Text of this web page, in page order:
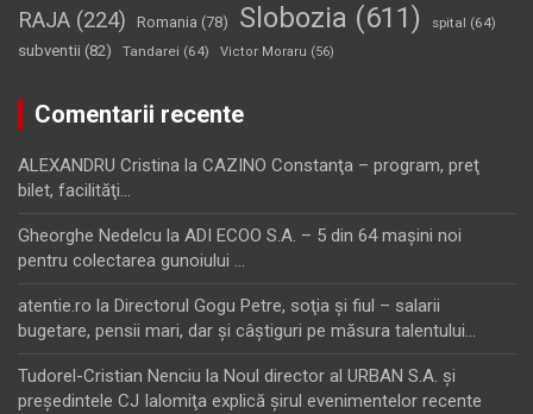
RAJA (224) Romania (78) Slobozia (611) spital (64)
subventii (82) Tandarei (64) Victor Moraru (56)
Comentarii recente
ALEXANDRU Cristina la CAZINO Constanţa – program, preţ
bilet, facilităţi…
Gheorghe Nedelcu la ADI ECOO S.A. – 5 din 64 maşini noi
pentru colectarea gunoiului …
atentie.ro la Directorul Gogu Petre, soţia şi fiul – salarii
bugetare, pensii mari, dar şi câştiguri pe măsura talentului…
Tudorel-Cristian Nenciu la Noul director al URBAN S.A. şi
preşedintele CJ Ialomiţa explică şirul evenimentelor recente